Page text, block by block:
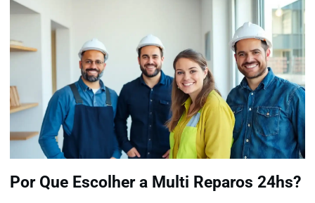
Por Que Escolher a Multi Reparos 24hs?